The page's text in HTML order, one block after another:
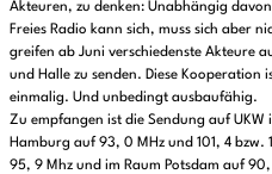
Akteuren, zu denken: Unabhängig
Freies Radio kann sich, muss sich aber
greifen ab Juni verschiedenste Akteure
und Halle zu senden. Diese Kooperation
einmalig. Und unbedingt ausbaufähig.
Zu empfangen ist die Sendung auf UKW
Hamburg auf 93, 0 MHz und 101, 4
95, 9 Mhz und im Raum Potsdam auf